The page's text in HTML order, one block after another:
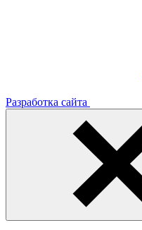
Разработка сайта